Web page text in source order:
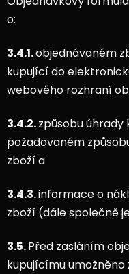
o:
3.4.1.objednávaném
kupující do
webového rozhraní
3.4.2.způsobu úhrady
požadovaném
zboží a
3.4.3.informace o
zboží (dále společně
3.5.Před zasláním
kupujícímu